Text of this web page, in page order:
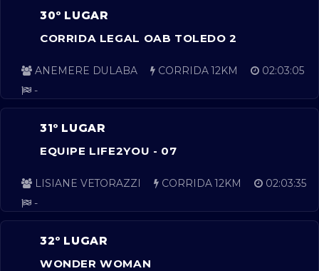
30º LUGAR
CORRIDA LEGAL OAB TOLEDO 2
ANEMERE DULABA CORRIDA 12KM
02:03:05
-
31º LUGAR
EQUIPE LIFE2YOU - 07
LISIANE VETORAZZI CORRIDA 12KM
02:03:35
-
32º LUGAR
WONDER WOMAN